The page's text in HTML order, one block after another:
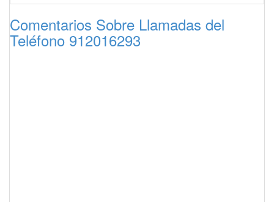
Comentarios Sobre Llamadas del
Teléfono 912016293